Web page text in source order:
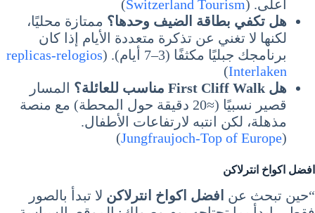
أعلى. (Switzerland Tourism
)
هل تكفي بطاقة الضيف وحدها؟ ممتازة محليًا،
لكنها لا تغني عن تذكرة متعددة الأيام إذا كان
برنامجك جبليًا مكثفًا (3–7 أيام). (
replicas-relogios
Interlaken
)
هل First Cliff Walk مناسب للعائلة؟
المسار
قصير نسبيًا (≈20 دقيقة حول المحطة) مع منصة
مذهلة، لكن انتبه لارتفاعات الأطفال.
(
Jungfraujoch-Top of Europe
)
افضل اكواخ انترلاكن
“حين تبحث عن افضل اكواخ انترلاكن لا تبدأ بالصور